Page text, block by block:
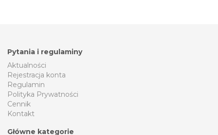
Pytania i regulaminy
Aktualności
Rejestracja konta
Regulamin
Polityka Prywatności
Cennik
Kontakt
Główne kategorie